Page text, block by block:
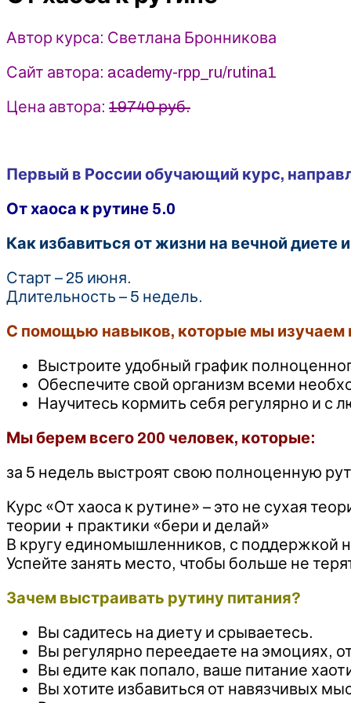
Бронникова
(2024)
Автор курса: Светлана Бронникова
Сайт автора: academy-rpp_ru/rutina1
Цена автора: 19740 руб.
Первый в России обучающий курс,
От хаоса к рутине 5.0
Как избавиться от жизни на вечной диете
Старт – 25 июня.
Длительность – 5 недель.
С помощью навыков, которые мы изучаем
Выстроите удобный график
Обеспечите свой организм всеми
Научитесь кормить себя регулярно и с
Мы берем всего 200 человек, которые:
за 5 недель выстроят свою полноценную
Курс «От хаоса к рутине» – это не сухая
теории + практики «бери и делай»
В кругу единомышленников, с поддержкой
Успейте занять место, чтобы больше не
Зачем выстраивать рутину питания?
Вы садитесь на диету и срываетесь.
Вы регулярно переедаете на эмоциях,
Вы едите как попало, ваше питание
Вы хотите избавиться от навязчивых